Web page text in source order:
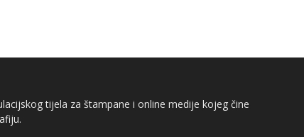
tijela za štampane i online medije kojeg čine